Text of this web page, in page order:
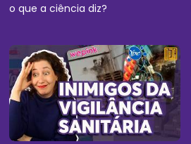
o que a ciência diz?